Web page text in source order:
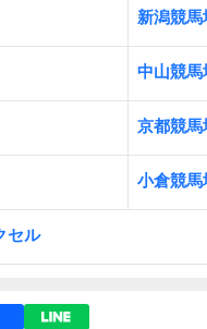
新潟競馬
中山競馬
京都競馬
小倉競馬
セル